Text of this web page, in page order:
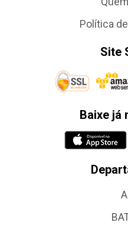
Política
Site
Baixe já